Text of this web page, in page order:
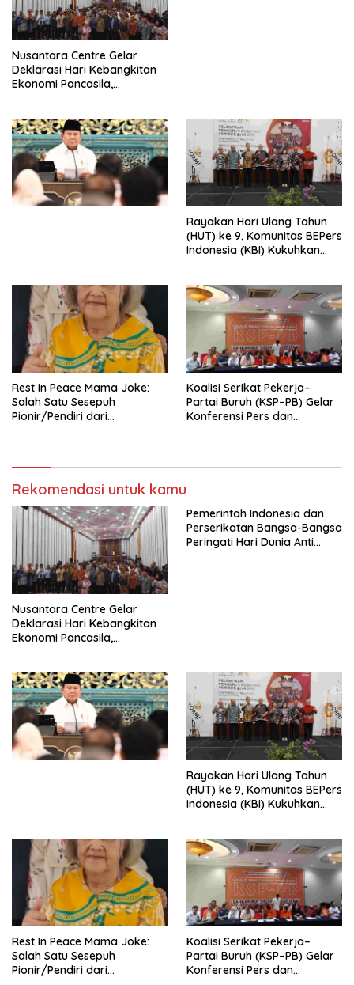
Nusantara Centre Gelar
Deklarasi Hari Kebangkitan
Ekonomi Pancasila,
Penjajahan (Pergolakan
Ekonomi Politik Indonesia) &
Simposium Nasional “Urgensi
Undang-Undang
Perekonomian Nasional dan
Kesejahteraan Sosial dalam
Rayakan Hari Ulang Tahun
(HUT) ke 9, Komunitas BEPers
Indonesia (KBI) Kukuhkan
Tema: “Penguatan dan
Pengembangan Organisasi
KBI yang Berbasis Riset di
seluruh Indonesia dan
Mancanegara”.
Rest In Peace Mama Joke:
Salah Satu Sesepuh
Pionir/Pendiri dari
Kasih Allah.
Koalisi Serikat Pekerja–
Partai Buruh (KSP–PB) Gelar
Konferensi Pers dan
RUU Ketenagakerjaan Baru.
Rekomendasi untuk kamu
Nusantara Centre Gelar
Deklarasi Hari Kebangkitan
Ekonomi Pancasila,
Penjajahan (Pergolakan
Ekonomi Politik Indonesia) &
Simposium Nasional “Urgensi
Undang-Undang
Perekonomian Nasional dan
Kesejahteraan Sosial dalam
Pemerintah Indonesia dan
Perserikatan Bangsa-Bangsa
Peringati Hari Dunia Anti
Rayakan Hari Ulang Tahun
(HUT) ke 9, Komunitas BEPers
Indonesia (KBI) Kukuhkan
Tema: “Penguatan dan
Pengembangan Organisasi
KBI yang Berbasis Riset di
seluruh Indonesia dan
Mancanegara”.
Rest In Peace Mama Joke:
Salah Satu Sesepuh
Pionir/Pendiri dari
Koalisi Serikat Pekerja–
Partai Buruh (KSP–PB) Gelar
Konferensi Pers dan